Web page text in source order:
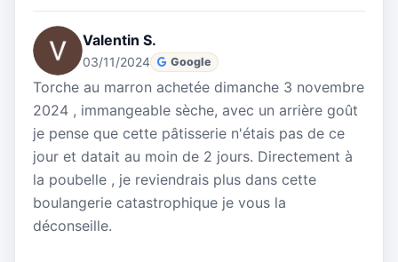
Valentin S.
03/11/2024 Google
Torche au marron achetée dimanche 3 novembre
2024 , immangeable sèche, avec un arrière goût
je pense que cette pâtisserie n'étais pas de ce
jour et datait au moin de 2 jours. Directement à
la poubelle , je reviendrais plus dans cette
boulangerie catastrophique je vous la
déconseille.